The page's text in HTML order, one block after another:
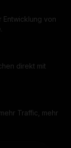
Entwicklung von
direkt mit
Traffic, mehr